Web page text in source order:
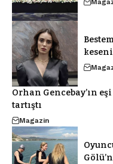
Orhan Gencebay’ın
tartıştı
Magazin